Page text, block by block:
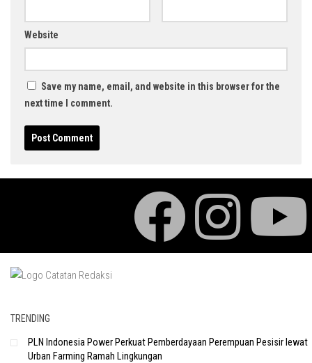
Website
Save my name, email, and website in this browser for the
next time I comment.
TRENDING
PLN Indonesia Power Perkuat Pemberdayaan Perempuan Pesisir lewat
Urban Farming Ramah Lingkungan